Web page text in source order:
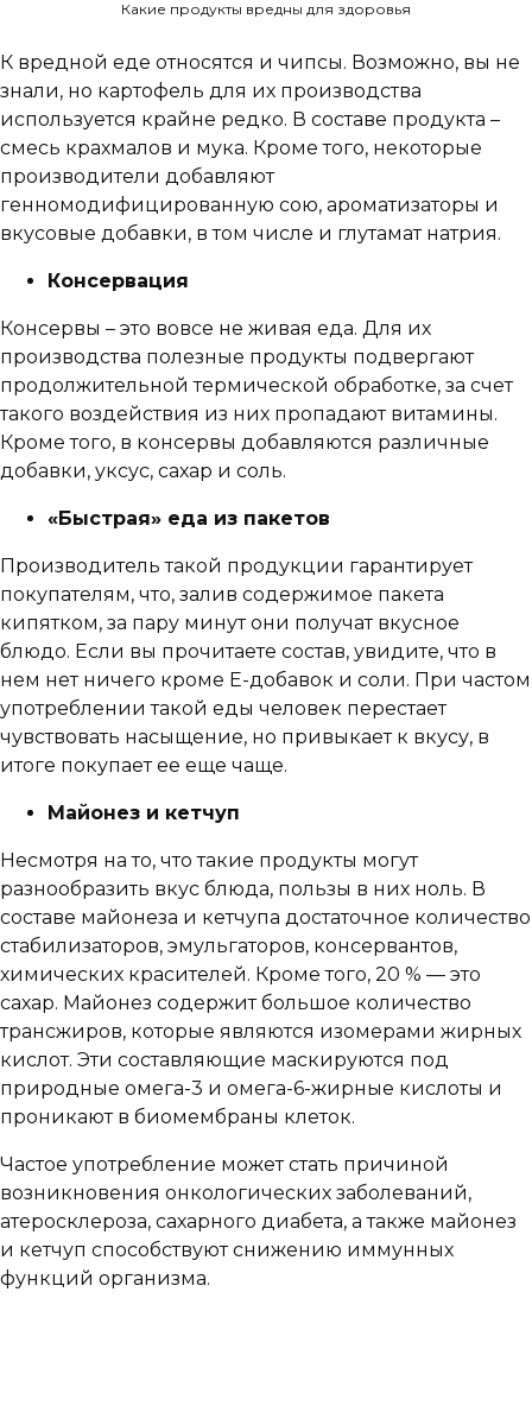
Какие продукты вредны для здоровья
К вредной еде относятся и чипсы. Возможно, вы не
знали, но картофель для их производства
используется крайне редко. В составе продукта –
смесь крахмалов и мука. Кроме того, некоторые
производители добавляют
генномодифицированную сою, ароматизаторы и
вкусовые добавки, в том числе и глутамат натрия.
Консервация
Консервы – это вовсе не живая еда. Для их
производства полезные продукты подвергают
продолжительной термической обработке, за счет
такого воздействия из них пропадают витамины.
Кроме того, в консервы добавляются различные
добавки, уксус, сахар и соль.
«Быстрая» еда из пакетов
Производитель такой продукции гарантирует
покупателям, что, залив содержимое пакета
кипятком, за пару минут они получат вкусное
блюдо. Если вы прочитаете состав, увидите, что в
нем нет ничего кроме Е-добавок и соли. При частом
употреблении такой еды человек перестает
чувствовать насыщение, но привыкает к вкусу, в
итоге покупает ее еще чаще.
Майонез и кетчуп
Несмотря на то, что такие продукты могут
разнообразить вкус блюда, пользы в них ноль. В
составе майонеза и кетчупа достаточное количество
стабилизаторов, эмульгаторов, консервантов,
химических красителей. Кроме того, 20 % — это
сахар. Майонез содержит большое количество
трансжиров, которые являются изомерами жирных
кислот. Эти составляющие маскируются под
природные омега-3 и омега-6-жирные кислоты и
проникают в биомембраны клеток.
Частое употребление может стать причиной
возникновения онкологических заболеваний,
атеросклероза, сахарного диабета, а также майонез
и кетчуп способствуют снижению иммунных
функций организма.